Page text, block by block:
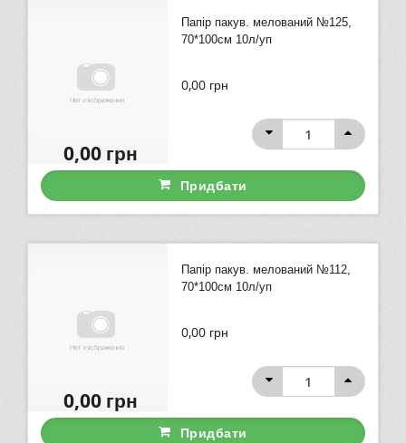
Папір пакув. мелований №125,
70*100см 10л/уп
0,00 грн
0,00грн
Придбати
Папір пакув. мелований №112,
70*100см 10л/уп
0,00 грн
0,00грн
Придбати